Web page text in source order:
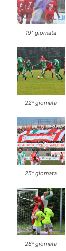
19^ giornata
22^ giornata
25^ giornata
28^ giornata